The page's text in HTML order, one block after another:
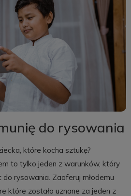
do rysowania
które kocha sztukę?
to tylko jeden z warunków, który
rysowania. Zaoferuj młodemu
które zostało uznane za jeden z